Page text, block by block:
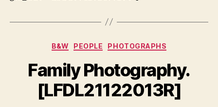
Categorias
B&W PEOPLE PHOTOGRAPHS
Family Photography.
[LFDL21122013R]